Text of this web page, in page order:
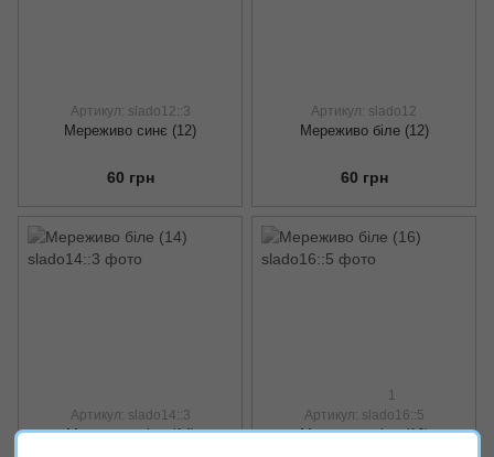
Артикул: slado12::3
Мереживо синє (12)
60 грн
Артикул: slado12
Мереживо біле (12)
60 грн
Артикул: slado14::3
Мереживо біле (14)
1
Артикул: slado16::5
Мереживо біле (16)